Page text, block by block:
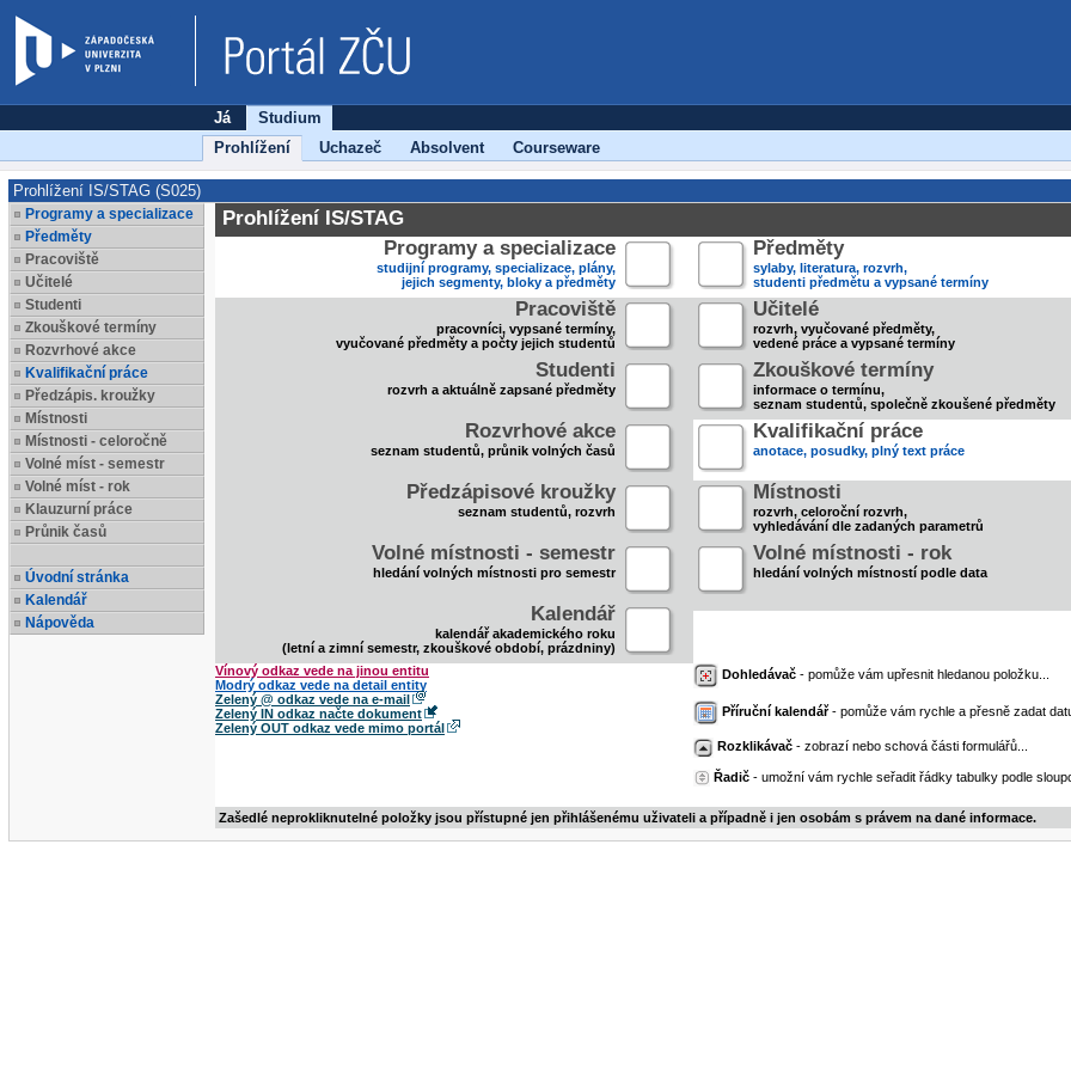
Já
Studium
Prohlížení
Uchazeč Absolvent Courseware
Prohlížení IS/STAG (S025)
Programy a specializace
Předměty
Pracoviště
Učitelé
Studenti
Zkouškové termíny
Rozvrhové akce
Kvalifikační práce
Předzápis. kroužky
Místnosti
Místnosti - celoročně
Volné míst - semestr
Volné míst - rok
Klauzurní práce
Průnik časů
Úvodní stránka
Kalendář
Nápověda
Prohlížení IS/STAG
Programy a specializace
studijní programy, specializace, plány,
jejich segmenty, bloky a předměty
Předměty
sylaby, literatura, rozvrh,
studenti předmětu a vypsané termíny
Pracoviště
pracovníci, vypsané termíny,
vyučované předměty a počty jejich studentů
Učitelé
rozvrh, vyučované předměty,
vedené práce a vypsané termíny
Studenti
rozvrh a aktuálně zapsané předměty
Zkouškové termíny
informace o termínu,
seznam studentů, společně zkoušené předměty
Rozvrhové akce
seznam studentů, průnik volných časů
Kvalifikační práce
anotace, posudky, plný text práce
Předzápisové kroužky
seznam studentů, rozvrh
Místnosti
rozvrh, celoroční rozvrh,
vyhledávání dle zadaných parametrů
Volné místnosti - semestr
hledání volných místnosti pro semestr
Volné místnosti - rok
hledání volných místností podle data
Kalendář
kalendář akademického roku
(letní a zimní semestr, zkouškové období, prázdniny)
Vínový odkaz vede na jinou entitu
Modrý odkaz vede na detail entity
Zelený @ odkaz vede na e-mail
Zelený IN odkaz načte dokument
Zelený OUT odkaz vede mimo portál
Dohledávač - pomůže vám upřesnit hledanou položku...
Příruční kalendář- pomůže vám rychle a přesně zadat
Rozklikávač - zobrazí nebo schová části formulářů...
Řadič - umožní vám rychle seřadit řádky tabulky podle
Zašedlé neprokliknutelné položky jsou přístupné jen přihlášenému uživateli a případně i jen osobám s právem na dané informace.